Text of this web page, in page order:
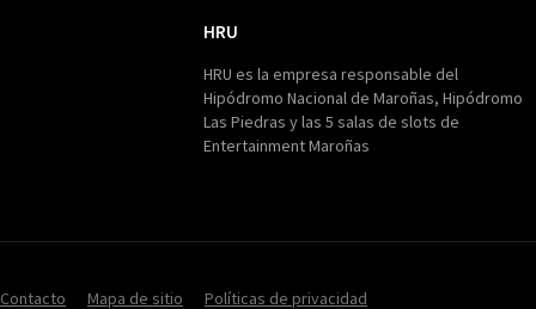
HRU
HRU es la empresa responsable del
Hipódromo Nacional de Maroñas, Hipódromo
Las Piedras y las 5 salas de slots de
Entertainment Maroñas
Contacto Mapa de sitio Políticas de privacidad